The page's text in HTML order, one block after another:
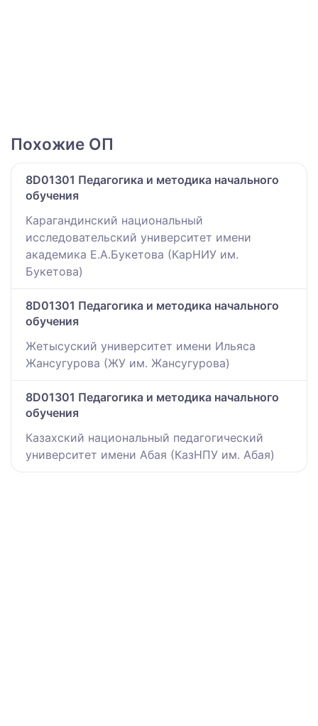
Похожие ОП
8D01301 Педагогика и методика начального
обучения
Карагандинский национальный
исследовательский университет имени
академика Е.А.Букетова (КарНИУ им.
Букетова)
8D01301 Педагогика и методика начального
обучения
Жетысуский университет имени Ильяса
Жансугурова (ЖУ им. Жансугурова)
8D01301 Педагогика и методика начального
обучения
Казахский национальный педагогический
университет имени Абая (КазНПУ им. Абая)